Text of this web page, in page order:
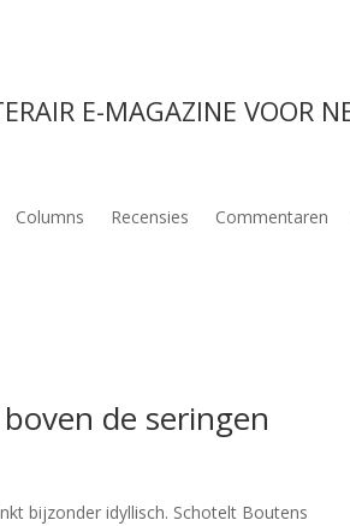
E-MAGAZINE VOOR
Columns Recensies Commentaren
de seringen
bijzonder idyllisch. Schotelt Boutens